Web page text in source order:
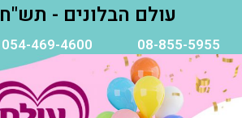
עולם הבלונים - תש"ח 5 סיטי
08-855-5955
054-469-4600